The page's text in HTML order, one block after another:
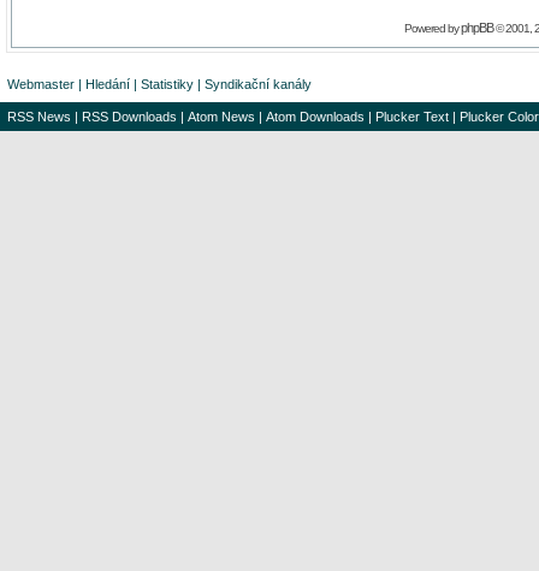
Powered byphpBB© 2001,
Webmaster | Hledání | Statistiky | Syndikační kanály
RSS News | RSS Downloads | Atom News | Atom Downloads | Plucker Text | Plucker Color